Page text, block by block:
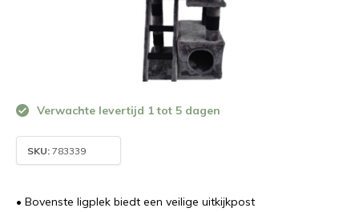
Verwachte levertijd 1 tot 5 dagen
SKU: 783339
• Bovenste ligplek biedt een veilige uitkijkpost